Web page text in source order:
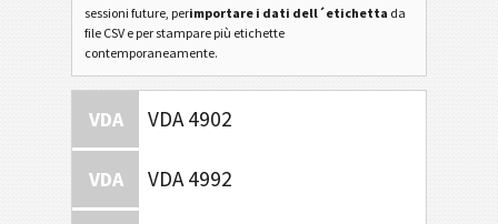
sessioni future, perimportare i dati dell´etichetta da
file CSV e per stampare più etichette
contemporaneamente.
VDA VDA 4902
VDA VDA 4992